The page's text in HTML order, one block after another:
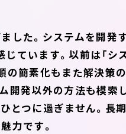
した。システムを開発
ています。以前は「シ
の簡素化もまた解決策
開発以外の方法も模索
とつに過ぎません。長
力です。